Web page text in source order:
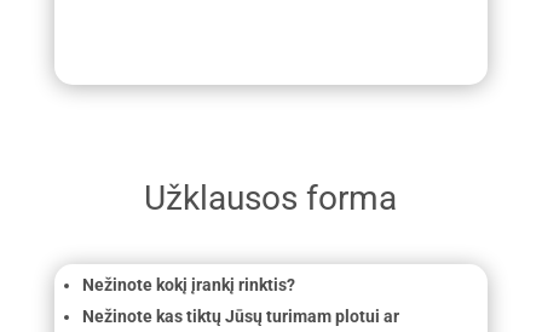
Užklausos forma
Nežinote kokį įrankį rinktis?
Nežinote kas tiktų Jūsų turimam plotui ar